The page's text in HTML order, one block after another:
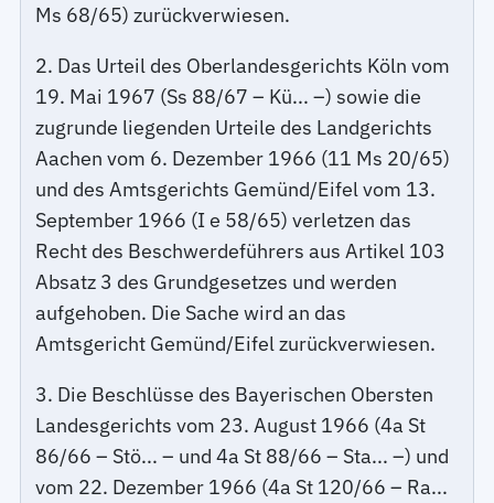
Ms 68/65) zurückverwiesen.
2. Das Urteil des Oberlandesgerichts Köln vom
19. Mai 1967 (Ss 88/67 – Kü... –) sowie die
zugrunde liegenden Urteile des Landgerichts
Aachen vom 6. Dezember 1966 (11 Ms 20/65)
und des Amtsgerichts Gemünd/Eifel vom 13.
September 1966 (I e 58/65) verletzen das
Recht des Beschwerdeführers aus Artikel 103
Absatz 3 des Grundgesetzes und werden
aufgehoben. Die Sache wird an das
Amtsgericht Gemünd/Eifel zurückverwiesen.
3. Die Beschlüsse des Bayerischen Obersten
Landesgerichts vom 23. August 1966 (4a St
86/66 – Stö... – und 4a St 88/66 – Sta... –) und
vom 22. Dezember 1966 (4a St 120/66 – Ra...